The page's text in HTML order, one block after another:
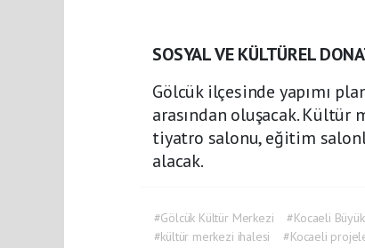
SOSYAL VE KÜLTÜREL
Gölcük ilçesinde yapımı
arasından oluşacak.
tiyatro salonu, eğitim
alacak.
#Gölcük Kültür Merkezi #Kocaeli
#kültür merkezi ihalesi
#Kocaeli